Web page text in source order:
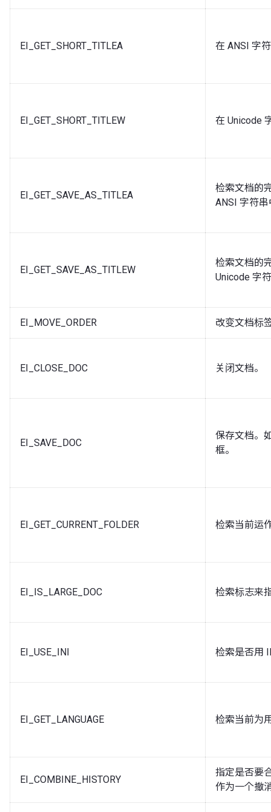
EI_GET_SHORT_TITLEA 在 ANSI 字
EI_GET_SHORT_TITLEW 在 Unicode
EI_GET_SAVE_AS_TITLEA
检索文档的
ANSI 字符
EI_GET_SAVE_AS_TITLEW
检索文档的
Unicode 字
EI_MOVE_ORDER 改变文档标
EI_CLOSE_DOC 关闭文档。
EI_SAVE_DOC
保存文档。
框。
EI_GET_CURRENT_FOLDER 检索当前运
EI_IS_LARGE_DOC 检索标志来
EI_USE_INI 检索是否用
EI_GET_LANGUAGE 检索当前为
EI_COMBINE_HISTORY
指定是否要
作为一个撤